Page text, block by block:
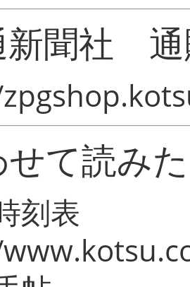
新聞社
て読み
刻表